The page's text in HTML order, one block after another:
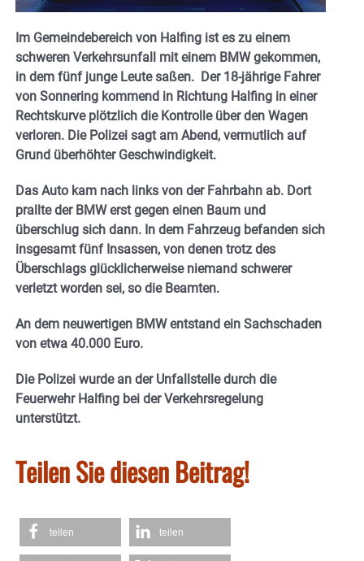
Im Gemeindebereich von Halfing ist es zu einem
schweren Verkehrsunfall mit einem BMW gekommen,
in dem fünf junge Leute saßen. Der 18-jährige Fahrer
von Sonnering kommend in Richtung Halfing in einer
Rechtskurve plötzlich die Kontrolle über den Wagen
verloren. Die Polizei sagt am Abend, vermutlich auf
Grund überhöhter Geschwindigkeit.
Das Auto kam nach links von der Fahrbahn ab. Dort
prallte der BMW erst gegen einen Baum und
überschlug sich dann. In dem Fahrzeug befanden sich
insgesamt fünf Insassen, von denen trotz des
Überschlags glücklicherweise niemand schwerer
verletzt worden sei, so die Beamten.
An dem neuwertigen BMW entstand ein Sachschaden
von etwa 40.000 Euro.
Die Polizei wurde an der Unfallstelle durch die
Feuerwehr Halfing bei der Verkehrsregelung
unterstützt.
Teilen Sie diesen Beitrag!
teilen teilen